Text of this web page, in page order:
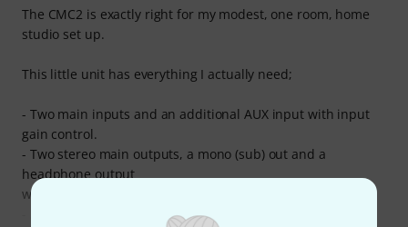
The CMC2 is exactly right for my modest, one room, home
studio set up.
This little unit has everything I actually need;
- Two main inputs and an additional AUX input with input
gain control.
- Two stereo main outputs, a mono (sub) out and a
headphone output
with independent level control.
- A very smooth and accurate master volume